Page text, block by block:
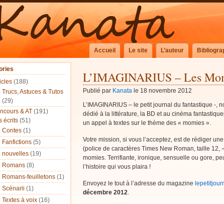
Accueil Le site L’auteur
(188)
Trucs, Astuces & Tutos
(29)
& AT(191)
écrits(51)
Contes(1)
Fanfictions(5)
nouvelles(19)
Romans(8)
Romans-feuilletons(1)
Scénarii (1)
Textes à voix(16)
L’IMAGINARIUS – Les
Publié par Kanatale 18 novembre 2012
L’IMAGINARIUS – le petit journal du fantastique -
dédié à la littérature, la BD et au cinéma
un appel à textes sur le thème des « momies ».
Votre mission, si vous l’acceptez, est de rédiger
(police de caractères Times New Roman, taille 12,
momies. Terrifiante, ironique, sensuelle ou gore,
l’histoire qui vous plaira !
Envoyez le tout à l’adresse du magazine
décembre 2012.